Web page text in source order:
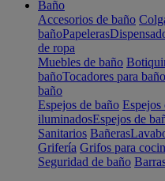
Baño
Accesorios de baño
bañoPapeleras
de ropa
Muebles de baño
bañoTocadores para baño
baño
Espejos de baño Espejos
iluminadosEspejos de
Sanitarios Bañeras
Grifería Grifos para
Seguridad de baño